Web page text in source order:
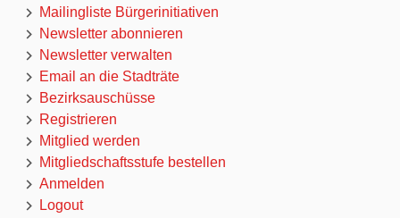
Mailingliste Bürgerinitiativen
Newsletter abonnieren
Newsletter verwalten
Email an die Stadträte
Bezirksauschüsse
Registrieren
Mitglied werden
Mitgliedschaftsstufe bestellen
Anmelden
Logout